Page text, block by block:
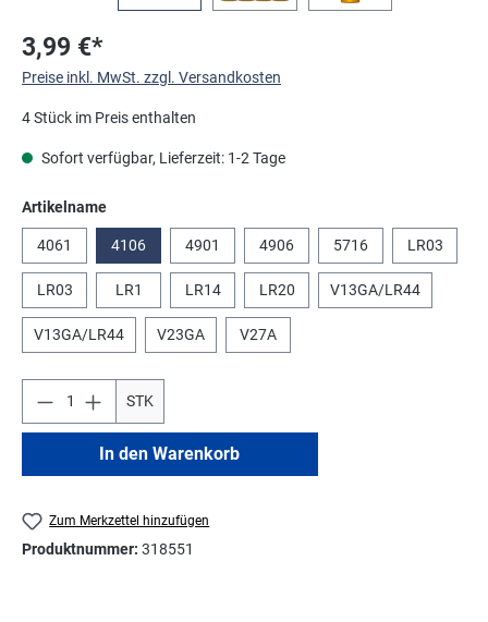
3,99 €*
Preise inkl. MwSt. zzgl. Versandkosten
4 Stück im Preis enthalten
Sofort verfügbar, Lieferzeit: 1-2 Tage
Artikelnameauswählen
4061 4106 4901 4906 5716 LR03
LR03 LR1 LR14 LR20 V13GA/LR44
V13GA/LR44 V23GA V27A
STK
In den Warenkorb
Zum Merkzettel hinzufügen
Produktnummer: 318551